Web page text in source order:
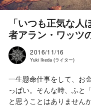
「いつも正気な
者アラン・ワッツ
2016/11/16
Yuki Ikeda (ライター)
一生懸命仕事をして、お
っぱい。そんな時、ふと
と思うことはありません